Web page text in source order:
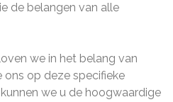
de belangen van alle
we in het belang van
ons op deze specifieke
we u de hoogwaardige